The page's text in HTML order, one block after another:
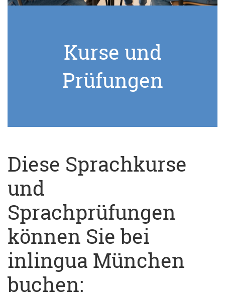
Kurse und
Prüfungen
Diese Sprachkurse
und
Sprachprüfungen
können Sie bei
inlingua München
buchen: